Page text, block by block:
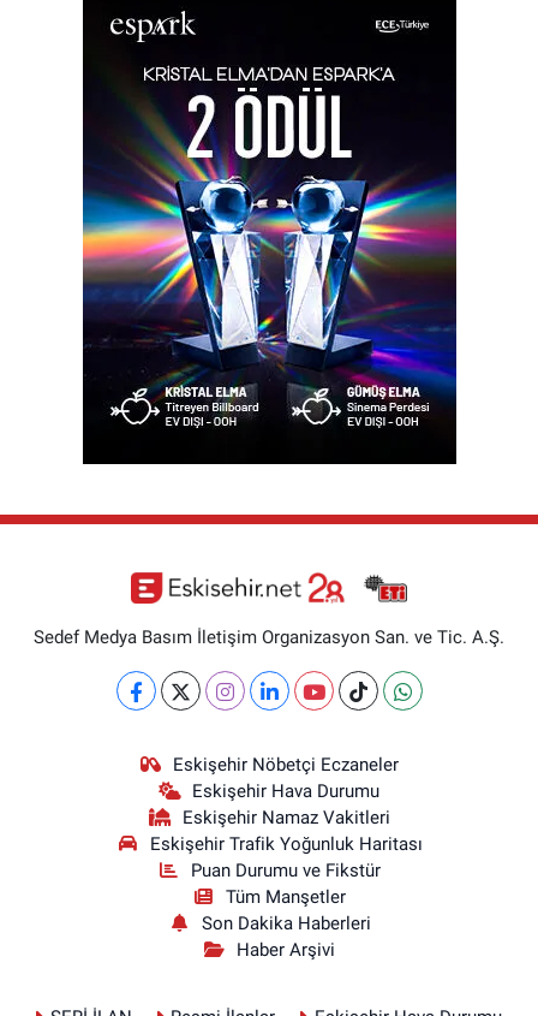
Sedef Medya Basım İletişim Organizasyon San. ve Tic. A.Ş.
Eskişehir Nöbetçi Eczaneler
Eskişehir Hava Durumu
Eskişehir Namaz Vakitleri
Eskişehir Trafik Yoğunluk Haritası
Puan Durumu ve Fikstür
Tüm Manşetler
Son Dakika Haberleri
Haber Arşivi